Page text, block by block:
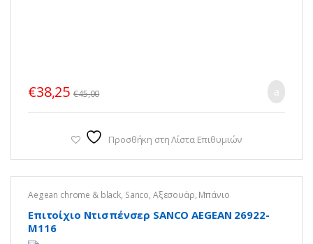
€38,25 €45,00
Προσθήκη στη Λίστα Επιθυμιών
Aegean chrome & black, Sanco, Αξεσουάρ, Μπάνιο
Επιτοίχιο Ντισπένσερ SANCO AEGEAN 26922-
Μ116